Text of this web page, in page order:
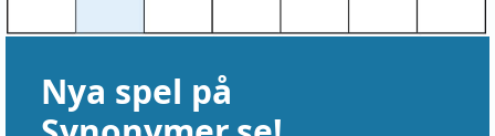
Nya spel på